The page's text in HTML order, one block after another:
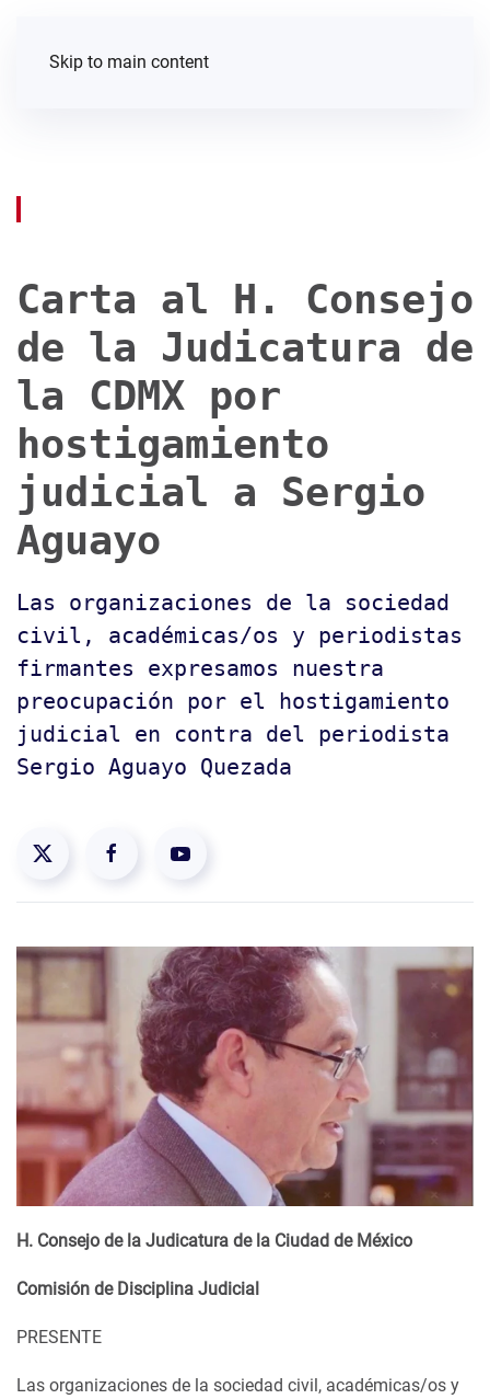
Skip to main content
Carta al H. Consejo
de la Judicatura de
la CDMX por
hostigamiento
judicial a Sergio
Aguayo
Las organizaciones de la sociedad
civil, académicas/os y periodistas
firmantes expresamos nuestra
preocupación por el hostigamiento
judicial en contra del periodista
Sergio Aguayo Quezada
H. Consejo de la Judicatura de la Ciudad de México
Comisión de Disciplina Judicial
PRESENTE
Las organizaciones de la sociedad civil, académicas/os y